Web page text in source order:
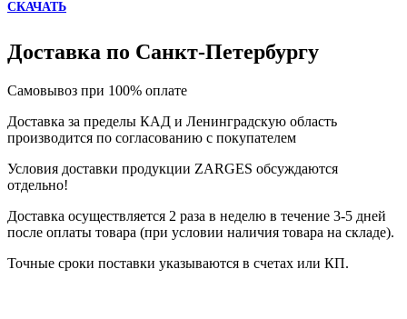
СКАЧАТЬ
Доставка по Санкт-Петербургу
Самовывоз при 100% оплате
Доставка за пределы КАД и Ленинградскую область
производится по согласованию с покупателем
Условия доставки продукции ZARGES обсуждаются
отдельно!
Доставка осуществляется 2 раза в неделю в течение 3-5 дней
после оплаты товара (при условии наличия товара на складе).
Точные сроки поставки указываются в счетах или КП.